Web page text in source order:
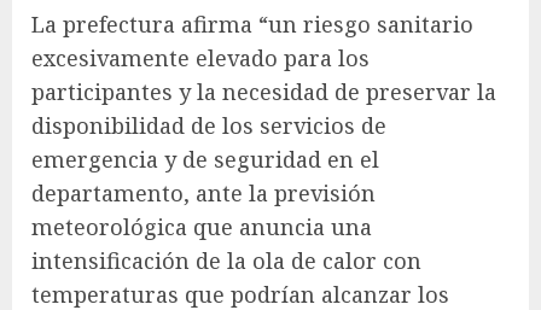
La prefectura afirma “un riesgo sanitario
excesivamente elevado para los
participantes y la necesidad de preservar la
disponibilidad de los servicios de
emergencia y de seguridad en el
departamento, ante la previsión
meteorológica que anuncia una
intensificación de la ola de calor con
temperaturas que podrían alcanzar los